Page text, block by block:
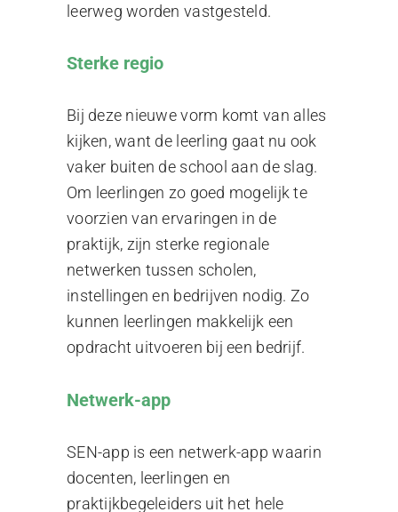
leerweg worden vastgesteld.
Sterke regio
Bij deze nieuwe vorm komt van alles
kijken, want de leerling gaat nu ook
vaker buiten de school aan de slag.
Om leerlingen zo goed mogelijk te
voorzien van ervaringen in de
praktijk, zijn sterke regionale
netwerken tussen scholen,
instellingen en bedrijven nodig. Zo
kunnen leerlingen makkelijk een
opdracht uitvoeren bij een bedrijf.
Netwerk-app
SEN-app is een netwerk-app waarin
docenten, leerlingen en
praktijkbegeleiders uit het hele